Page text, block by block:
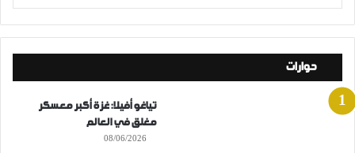
حوارات
تياغو أفيلا: غزة أكبر معسكر
مغلق في العالم
08/06/2026